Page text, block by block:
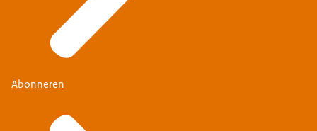
Abonneren